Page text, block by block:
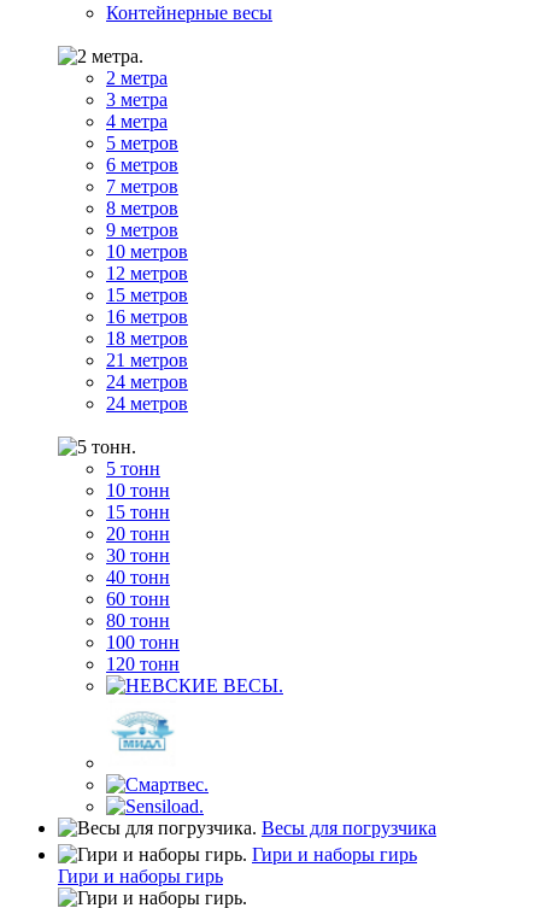
Контейнерные весы
2 метра
3 метра
4 метра
5 метров
6 метров
7 метров
8 метров
9 метров
10 метров
12 метров
15 метров
16 метров
18 метров
21 метров
24 метров
24 метров
5 тонн
10 тонн
15 тонн
20 тонн
30 тонн
40 тонн
60 тонн
80 тонн
100 тонн
120 тонн
Весы для погрузчика
Гири и наборы гирь
Гири и наборы гирь